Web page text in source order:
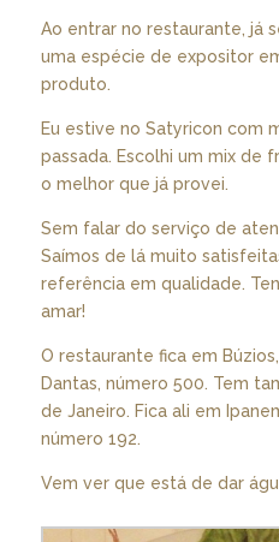
Ao entrar no restaurante, já
uma espécie de expositor
produto.
Eu estive no Satyricon com
passada. Escolhi um mix de
o melhor que já provei.
Sem falar do serviço de
Saímos de lá muito
referência em qualidade.
amar!
O restaurante fica em
Dantas, número 500. Tem
de Janeiro. Fica ali em
número 192.
Vem ver que está de dar